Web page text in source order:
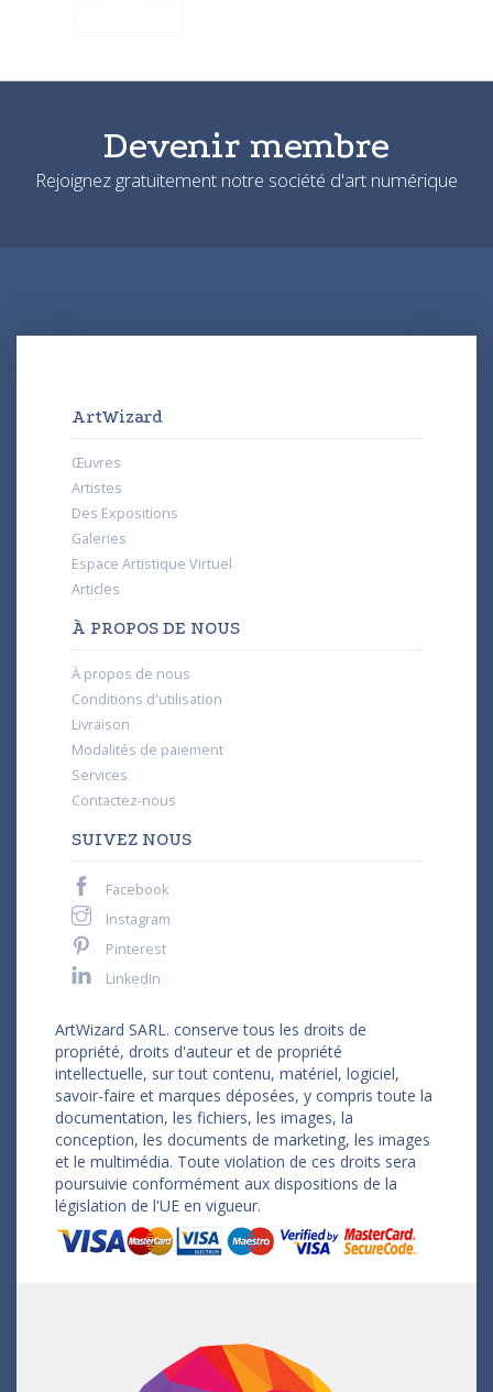
Devenir membre
Rejoignez gratuitement notre société d'art numérique
ArtWizard
Œuvres
Artistes
Des Expositions
Galeries
Espace Artistique Virtuel
Articles
À PROPOS DE NOUS
À propos de nous
Conditions d'utilisation
Livraison
Modalités de paiement
Services
Contactez-nous
SUIVEZ NOUS
Facebook
Instagram
Pinterest
LinkedIn
ArtWizard SARL. conserve tous les droits de
propriété, droits d'auteur et de propriété
intellectuelle, sur tout contenu, matériel, logiciel,
savoir-faire et marques déposées, y compris toute la
documentation, les fichiers, les images, la
conception, les documents de marketing, les images
et le multimédia. Toute violation de ces droits sera
poursuivie conformément aux dispositions de la
législation de l'UE en vigueur.